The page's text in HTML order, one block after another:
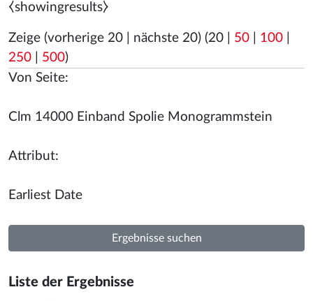
⧼showingresults⧽
Zeige (vorherige 20 nächste 20) (20 50 100
250
500)
Von Seite:
Attribut:
Liste der Ergebnisse